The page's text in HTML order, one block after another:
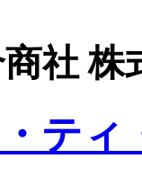
社
ティ